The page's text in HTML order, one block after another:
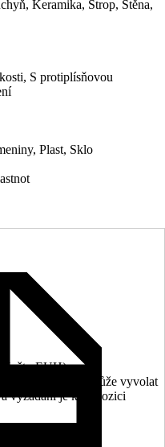
Keramika, Strop, Stěna,
S protiplísňovou
Plast, Sklo
(věty EUH)
isothiazol-3-on. Může vyvolat
vyžádání je k dispozici